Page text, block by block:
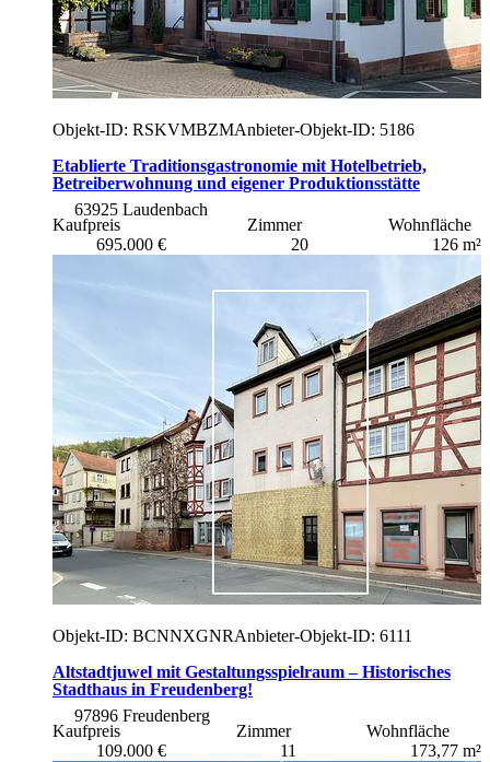
Objekt-ID: RSKVMBZMAnbieter-Objekt-ID: 5186
Etablierte Traditionsgastronomie mit Hotelbetrieb,
Betreiberwohnung und eigener Produktionsstätte
63925 Laudenbach
Kaufpreis
695.000 €
Zimmer
20
Wohnfläche
126 m²
Objekt-ID: BCNNXGNRAnbieter-Objekt-ID: 6111
Altstadtjuwel mit Gestaltungsspielraum – Historisches
Stadthaus in Freudenberg!
97896 Freudenberg
Kaufpreis
109.000 €
Zimmer
11
Wohnfläche
173,77 m²